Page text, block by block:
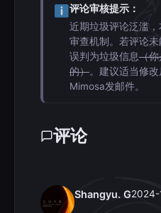
评论审核提示：
近期垃圾评论泛滥
审查机制。若评论
误判为垃圾信息（你
的）。建议适当修
Mimosa发邮件。
评论
Shangyu. G2024-